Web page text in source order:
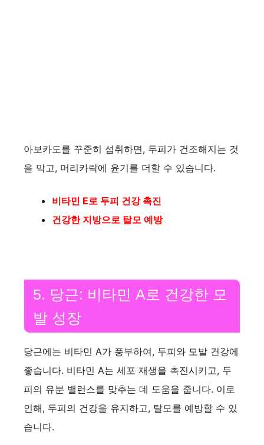
아보카도를 꾸준히 섭취하면, 두피가 건조해지는 것
을 막고, 머리카락에 윤기를 더할 수 있습니다.
비타민 E로 두피 건강 촉진
건강한 지방으로 탈모 예방
5. 당근: 비타민 A로 건강한 모
발 성장
당근에는 비타민 A가 풍부하여, 두피와 모발 건강에
좋습니다. 비타민 A는 세포 재생을 촉진시키고, 두
피의 유분 밸런스를 맞추는 데 도움을 줍니다. 이로
인해, 두피의 건강을 유지하고, 탈모를 예방할 수 있
습니다.